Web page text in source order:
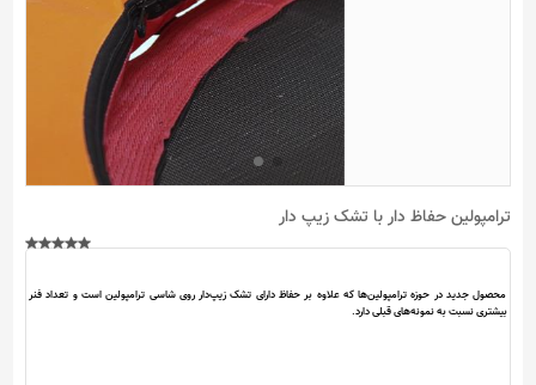
ترامپولین حفاظ دار با تشک زیپ دار